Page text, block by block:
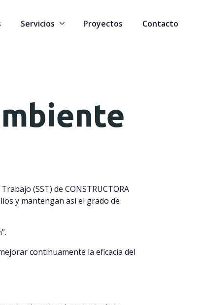
Servicios Proyectos Contacto
(SST) de CONSTRUCTORA
y mantengan así el grado de
continuamente la eficacia del